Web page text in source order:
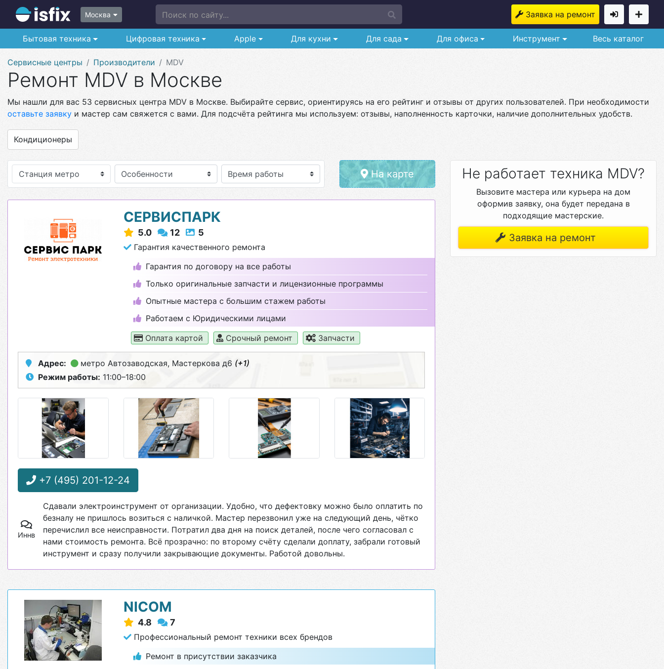
Москва Поиск по сайту... Заявка на ремонт
Бытовая техника Цифровая техника Apple Для кухни Для сада Для офиса Инструмент Весь каталог
Сервисные центры Производители MDV
Ремонт MDV в Москве
Мы нашли для вас 53 сервисных центра MDV в Москве. Выбирайте сервис, ориентируясь на его рейтинг и отзывы от других пользователей. При необходимости
оставьте заявку и мастер сам свяжется с вами. Для подсчёта рейтинга мы используем: отзывы, наполненность карточки, наличие дополнительных удобств.
Кондиционеры
Станция метро Особенности На карте
СЕРВИСПАРК
5.0 12 5
Гарантия качественного ремонта
Гарантия по договору на все работы
Только оригинальные запчасти и лицензионные программы
Опытные мастера с большим стажем работы
Работаем с Юридическими лицами
Оплата картой
Срочный ремонт Запчасти
Адрес: метро Автозаводская, Мастеркова д6 (+1)
Режим работы: 11:00–18:00
+7 (495) 201-12-24
Иннв
Сдавали электроинструмент от организации. Удобно, что дефектовку можно было оплатить по
безналу не пришлось возиться с наличкой. Мастер перезвонил уже на следующий день, чётко
перечислил все неисправности. Потратил два дня на поиск деталей, после чего согласовал с
нами стоимость ремонта. Всё прозрачно: по второму счёту сделали доплату, забрали готовый
инструмент и сразу получили закрывающие документы. Работой довольны.
NICOM
4.8 7
Профессиональный ремонт техники всех брендов
Ремонт в присутствии заказчика
Не работает техника MDV?
Вызовите мастера или курьера на дом
оформив заявку, она будет передана в
подходящие мастерские.
Заявка на ремонт